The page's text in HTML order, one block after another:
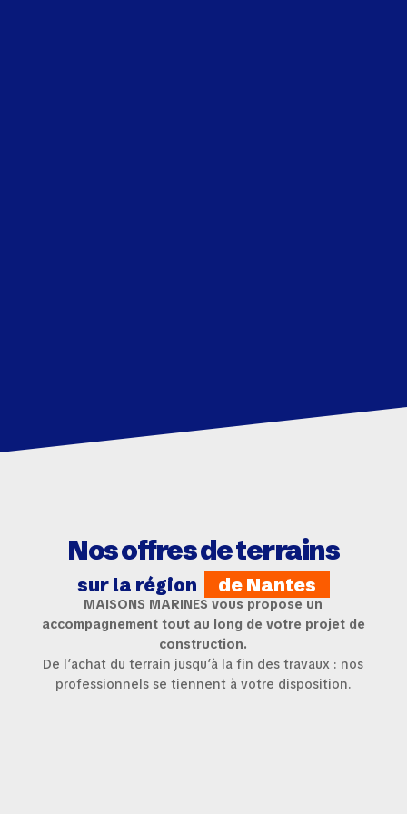
Nos offres de terrains
sur la région de Nantes
MAISONS MARINES vous propose un
accompagnement tout au long de votre projet de
construction.
De l’achat du terrain jusqu’à la fin des travaux : nos
professionnels se tiennent à votre disposition.